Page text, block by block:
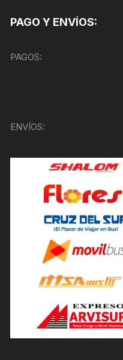
PAGO Y ENVÍOS:
PAGOS:
ENVÍOS: